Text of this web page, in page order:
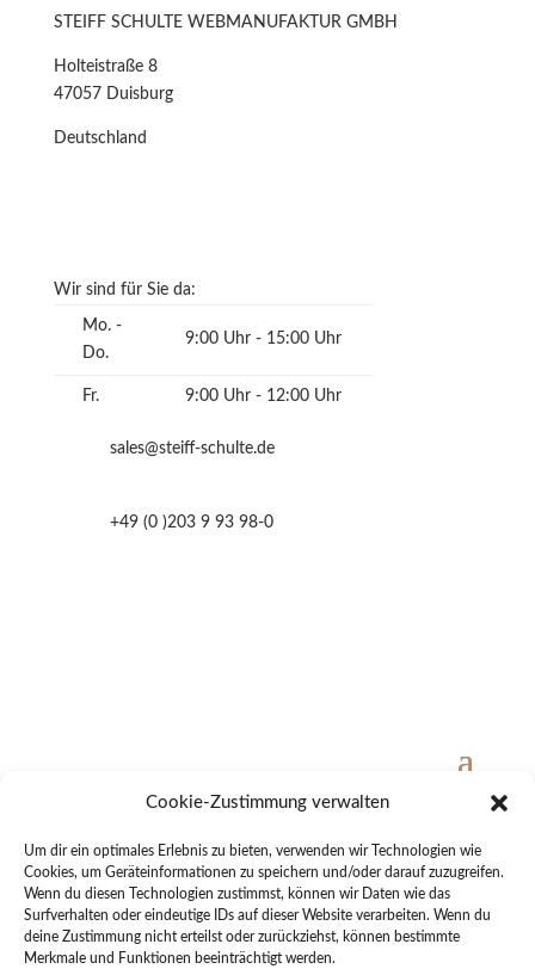
Cookie-Zustimmung verwalten
Um dir ein optimales Erlebnis zu bieten, verwenden wir Technologien wie
Cookies, um Geräteinformationen zu speichern und/oder darauf zuzugreifen.
Wenn du diesen Technologien zustimmst, können wir Daten wie das
Surfverhalten oder eindeutige IDs auf dieser Website verarbeiten. Wenn du
deine Zustimmung nicht erteilst oder zurückziehst, können bestimmte
Merkmale und Funktionen beeinträchtigt werden.
STEIFF SCHULTE WEBMANUFAKTUR GMBH
Holteistraße 8
47057 Duisburg
Deutschland
Wir sind für Sie da:
Mo. -
Do.
9:00 Uhr - 15:00 Uhr
Fr. 9:00 Uhr - 12:00 Uhr
sales@steiff-schulte.de
+49 (0 )203 9 93 98-0